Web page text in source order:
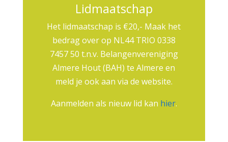
Lidmaatschap
Het lidmaatschap is €20,- Maak het
bedrag over op NL44 TRIO 0338
7457 50 t.n.v. Belangenvereniging
Almere Hout (BAH) te Almere en
meld je ook aan via de website.
Aanmelden als nieuw lid kan hier.